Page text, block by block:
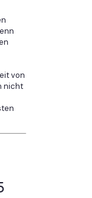
von
nicht